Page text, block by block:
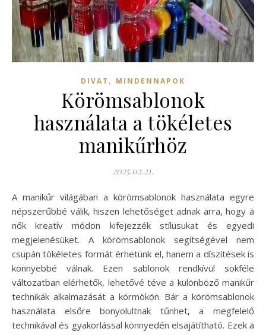
DIVAT , MINDENNAPOK
Körömsablonok
használata a tökéletes
manikűrhöz
2025.02.21.
A manikűr világában a körömsablonok használata egyre
népszerűbbé válik, hiszen lehetőséget adnak arra, hogy a
nők kreatív módon kifejezzék stílusukat és egyedi
megjelenésüket. A körömsablonok segítségével nem
csupán tökéletes formát érhetünk el, hanem a díszítések is
könnyebbé válnak. Ezen sablonok rendkívül sokféle
változatban elérhetők, lehetővé téve a különböző manikűr
technikák alkalmazását a körmökön. Bár a körömsablonok
használata elsőre bonyolultnak tűnhet, a megfelelő
technikával és gyakorlással könnyedén elsajátítható. Ezek a